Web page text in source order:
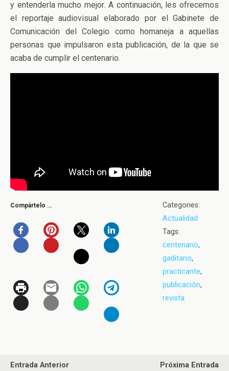
y entenderla mucho mejor. A continuación, les ofrecemos
el reportaje audiovisual elaborado por el Gabinete de
Comunicación del Colegio como homaneja a aquellas
personas que impulsaron esta publicación, de la que se
acaba de cumplir el centenario.
Compártelo …
Categories:
Actualidad
Tags:
centenario,
gaditano,
practicante,
publicación,
revista
Entrada Anterior
Próxima Entrada